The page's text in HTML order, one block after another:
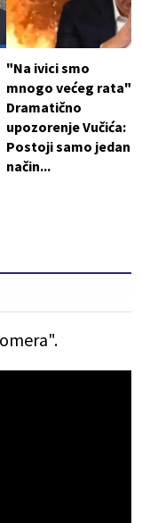
"Na ivici smo
mnogo većeg rata"
Dramatično
upozorenje Vučića:
Postoji samo jedan
način...